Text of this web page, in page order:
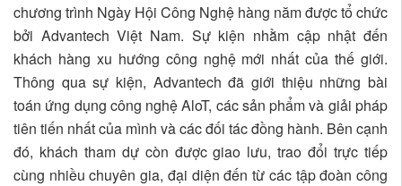
chương trình Ngày Hội Công Nghệ hàng năm được tổ chức
bởi Advantech Việt Nam. Sự kiện nhằm cập nhật đến
khách hàng xu hướng công nghệ mới nhất của thế giới.
Thông qua sự kiện, Advantech đã giới thiệu những bài
toán ứng dụng công nghệ AloT, các sản phẩm và giải pháp
tiên tiến nhất của mình và các đối tác đồng hành. Bên cạnh
đó, khách tham dự còn được giao lưu, trao đổi trực tiếp
cùng nhiều chuyên gia, đại diện đến từ các tập đoàn công